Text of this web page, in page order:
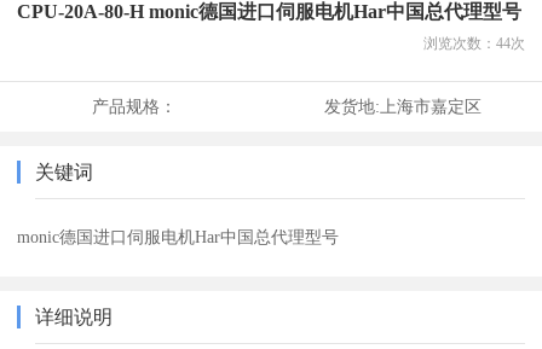
CPU-20A-80-H monic德国进口伺服电机Har中国总代理型号
浏览次数： 44次
产品规格： 发货地: 上海市嘉定区
关键词
monic德国进口伺服电机Har中国总代理型号
详细说明